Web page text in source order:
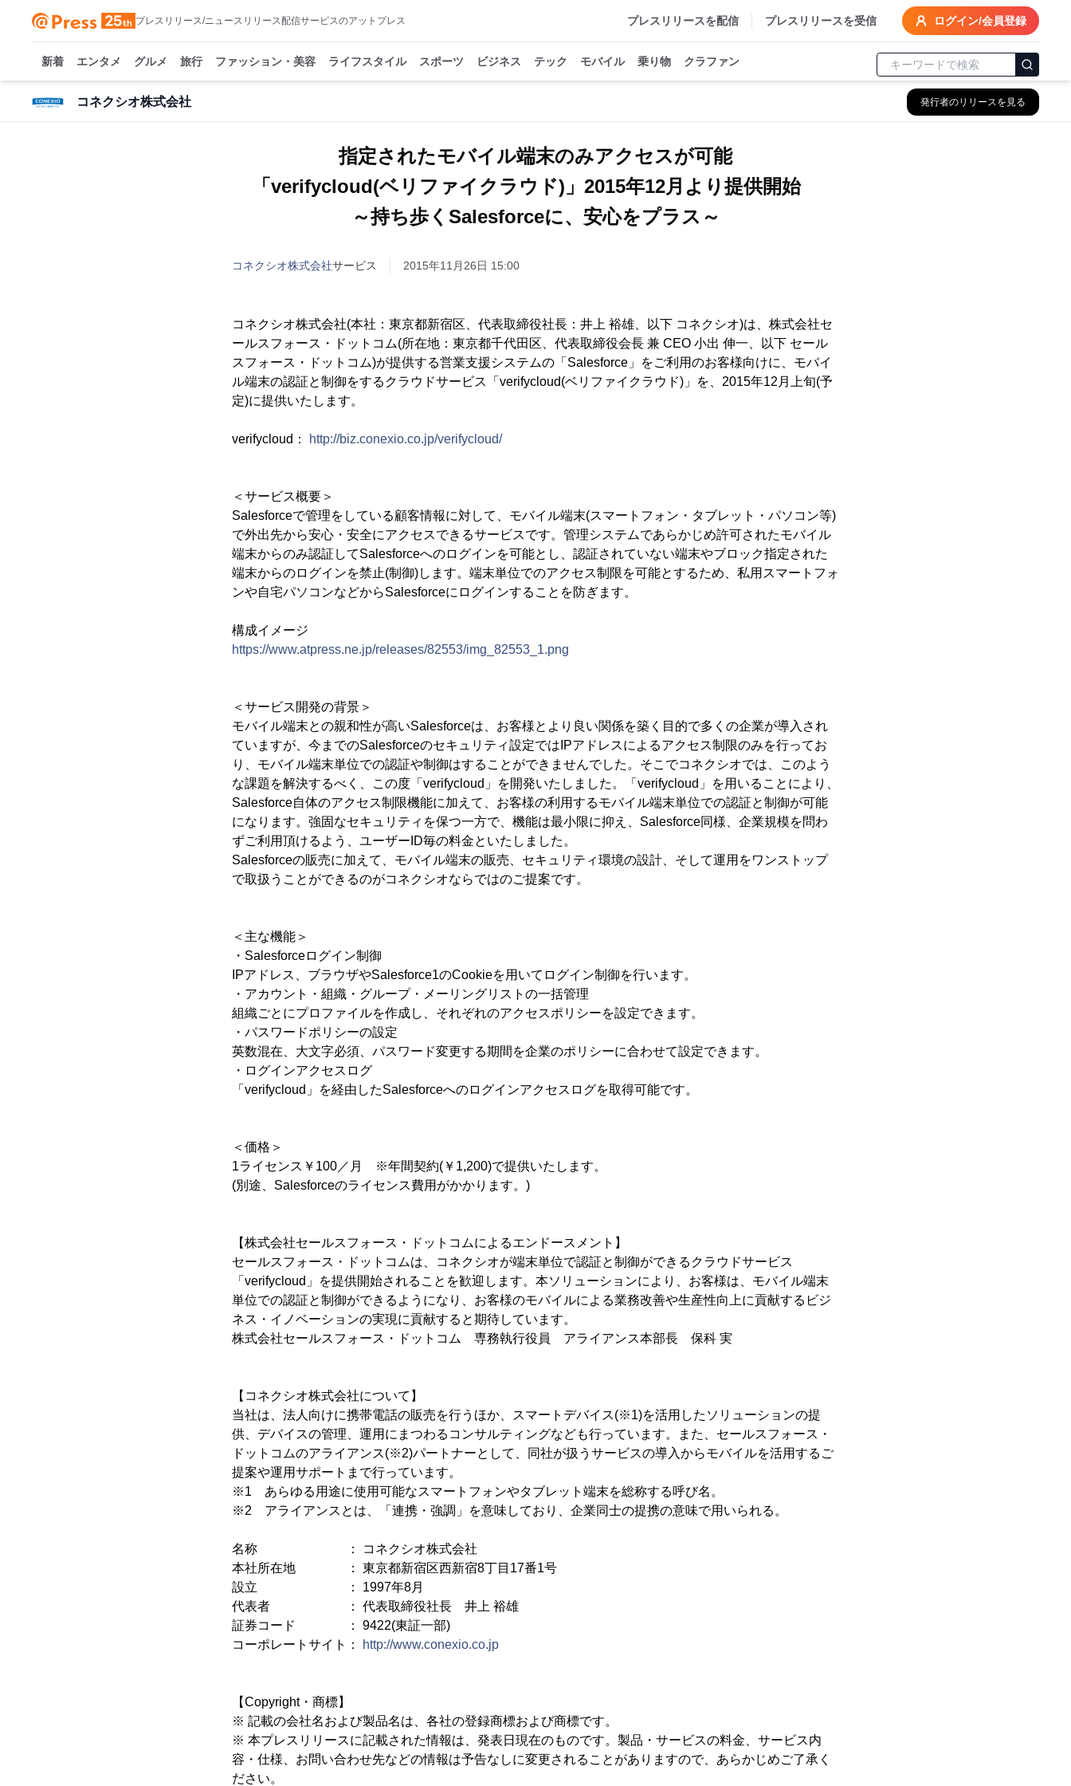
プレスリリース/ニュースリリース配信サービスのアットプレス プレスリリースを配信 プレスリリースを受信 ログイン/会員登録
新着 エンタメ グルメ 旅行 ファッション・美容 ライフスタイル スポーツ ビジネス テック モバイル 乗り物 クラファン
コネクシオ株式会社 発行者のリリースを見る
指定されたモバイル端末のみアクセスが可能
「verifycloud(ベリファイクラウド)」2015年12月より提供開始
～持ち歩くSalesforceに、安心をプラス～
コネクシオ株式会社サービス 2015年11月26日 15:00
コネクシオ株式会社(本社：東京都新宿区、代表取締役社長：井上 裕雄、以下 コネクシオ)は、株式会社セ
ールスフォース・ドットコム(所在地：東京都千代田区、代表取締役会長 兼 CEO 小出 伸一、以下 セール
スフォース・ドットコム)が提供する営業支援システムの「Salesforce」をご利用のお客様向けに、モバイ
ル端末の認証と制御をするクラウドサービス「verifycloud(ベリファイクラウド)」を、2015年12月上旬(予
定)に提供いたします。
verifycloud： http://biz.conexio.co.jp/verifycloud/
＜サービス概要＞
Salesforceで管理をしている顧客情報に対して、モバイル端末(スマートフォン・タブレット・パソコン等)
で外出先から安心・安全にアクセスできるサービスです。管理システムであらかじめ許可されたモバイル
端末からのみ認証してSalesforceへのログインを可能とし、認証されていない端末やブロック指定された
端末からのログインを禁止(制御)します。端末単位でのアクセス制限を可能とするため、私用スマートフォ
ンや自宅パソコンなどからSalesforceにログインすることを防ぎます。
構成イメージ
https://www.atpress.ne.jp/releases/82553/img_82553_1.png
＜サービス開発の背景＞
モバイル端末との親和性が高いSalesforceは、お客様とより良い関係を築く目的で多くの企業が導入され
ていますが、今までのSalesforceのセキュリティ設定ではIPアドレスによるアクセス制限のみを行ってお
り、モバイル端末単位での認証や制御はすることができませんでした。そこでコネクシオでは、このよう
な課題を解決するべく、この度「verifycloud」を開発いたしました。「verifycloud」を用いることにより、
Salesforce自体のアクセス制限機能に加えて、お客様の利用するモバイル端末単位での認証と制御が可能
になります。強固なセキュリティを保つ一方で、機能は最小限に抑え、Salesforce同様、企業規模を問わ
ずご利用頂けるよう、ユーザーID毎の料金といたしました。
Salesforceの販売に加えて、モバイル端末の販売、セキュリティ環境の設計、そして運用をワンストップ
で取扱うことができるのがコネクシオならではのご提案です。
＜主な機能＞
・Salesforceログイン制御
IPアドレス、ブラウザやSalesforce1のCookieを用いてログイン制御を行います。
・アカウント・組織・グループ・メーリングリストの一括管理
組織ごとにプロファイルを作成し、それぞれのアクセスポリシーを設定できます。
・パスワードポリシーの設定
英数混在、大文字必須、パスワード変更する期間を企業のポリシーに合わせて設定できます。
・ログインアクセスログ
「verifycloud」を経由したSalesforceへのログインアクセスログを取得可能です。
＜価格＞
1ライセンス￥100／月 ※年間契約(￥1,200)で提供いたします。
(別途、Salesforceのライセンス費用がかかります。)
【株式会社セールスフォース・ドットコムによるエンドースメント】
セールスフォース・ドットコムは、コネクシオが端末単位で認証と制御ができるクラウドサービス
「verifycloud」を提供開始されることを歓迎します。本ソリューションにより、お客様は、モバイル端末
単位での認証と制御ができるようになり、お客様のモバイルによる業務改善や生産性向上に貢献するビジ
ネス・イノベーションの実現に貢献すると期待しています。
株式会社セールスフォース・ドットコム 専務執行役員 アライアンス本部長 保科 実
【コネクシオ株式会社について】
当社は、法人向けに携帯電話の販売を行うほか、スマートデバイス(※1)を活用したソリューションの提
供、デバイスの管理、運用にまつわるコンサルティングなども行っています。また、セールスフォース・
ドットコムのアライアンス(※2)パートナーとして、同社が扱うサービスの導入からモバイルを活用するご
提案や運用サポートまで行っています。
※1 あらゆる用途に使用可能なスマートフォンやタブレット端末を総称する呼び名。
※2 アライアンスとは、「連携・強調」を意味しており、企業同士の提携の意味で用いられる。
名称 ： コネクシオ株式会社
本社所在地 ： 東京都新宿区西新宿8丁目17番1号
設立 ： 1997年8月
代表者 ： 代表取締役社長 井上 裕雄
証券コード ： 9422(東証一部)
コーポレートサイト：
http://www.conexio.co.jp
【Copyright・商標】
※ 記載の会社名および製品名は、各社の登録商標および商標です。
※ 本プレスリリースに記載された情報は、発表日現在のものです。製品・サービスの料金、サービス内
容・仕様、お問い合わせ先などの情報は予告なしに変更されることがありますので、あらかじめご了承く
ださい。